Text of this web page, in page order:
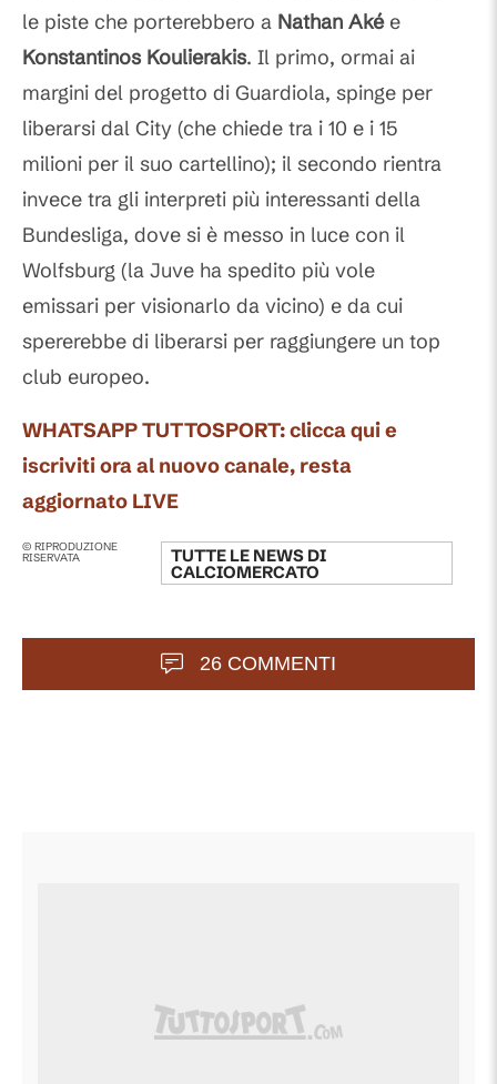
le piste che porterebbero a Nathan Akée
Konstantinos Koulierakis. Il primo, ormai ai
margini del progetto di Guardiola, spinge per
liberarsi dal City (che chiede tra i 10 e i 15
milioni per il suo cartellino); il secondo rientra
invece tra gli interpreti più interessanti della
Bundesliga, dove si è messo in luce con il
Wolfsburg (la Juve ha spedito più vole
emissari per visionarlo da vicino) e da cui
spererebbe di liberarsi per raggiungere un top
club europeo.
WHATSAPP TUTTOSPORT: clicca qui e
iscriviti ora al nuovo canale, resta
aggiornato LIVE
© RIPRODUZIONE
RISERVATA TUTTE LE NEWS DI
CALCIOMERCATO
26 COMMENTI